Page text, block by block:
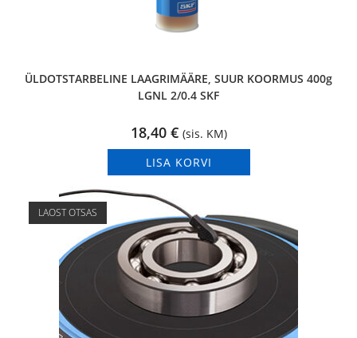
ÜLDOTSTARBELINE LAAGRIMÄÄRE, SUUR KOORMUS 400g
LGNL 2/0.4 SKF
18,40 € (sis. KM)
LISA KORVI
LAOST OTSAS